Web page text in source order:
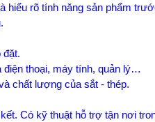
hiểu rõ tính năng sản phẩm
đặt.
điện thoại, máy tính, quản lý…
chất lượng của sắt - thép.
Có kỹ thuật hỗ trợ tận nơi